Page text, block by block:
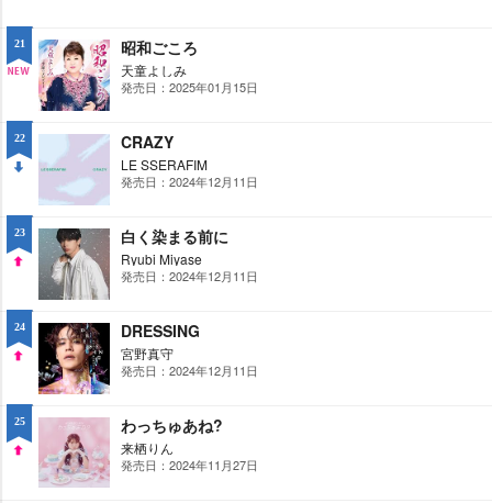
21
W
昭和ごころ
天童よしみ
発売日：2025年01月15日
22
WN
CRAZY
LE SSERAFIM
発売日：2024年12月11日
23 白く染まる前に
Ryubi Miyase
発売日：2024年12月11日
24 DRESSING
宮野真守
発売日：2024年12月11日
25 わっちゅあね?
来栖りん
発売日：2024年11月27日